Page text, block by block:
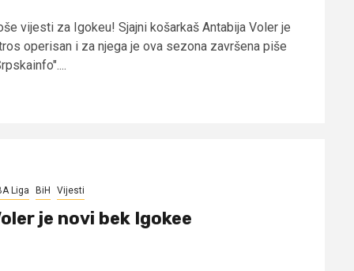
vijesti za Igokeu! Sjajni košarkaš Antabija Voler je
operisan i za njega je ova sezona završena piše
Liga BiH Vijesti
je novi bek Igokee